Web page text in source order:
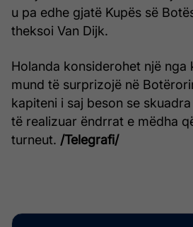
u pa edhe gjatë Kupës së
theksoi Van Dijk.
Holanda konsiderohet një nga
mund të surprizojë në
kapiteni i saj beson se
të realizuar ëndrrat e mëdha
turneut. /Telegrafi/